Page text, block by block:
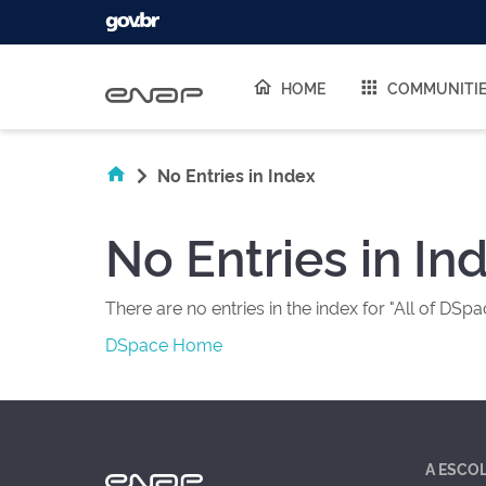
HOME
No Entries in Index
No Entries in
There are no entries in the index for "All of
DSpace Home
A